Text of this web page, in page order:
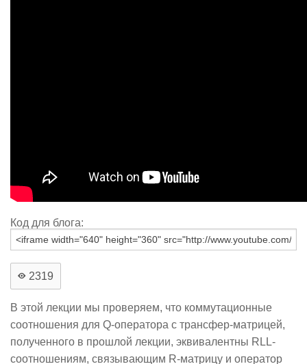
Код для блога:
2319
В этой лекции мы проверяем, что коммутационные
соотношения для Q-оператора с трансфер-матрицей,
полученного в прошлой лекции, эквивалентны RLL-
соотношениям, связывающим R-матрицу и оператор